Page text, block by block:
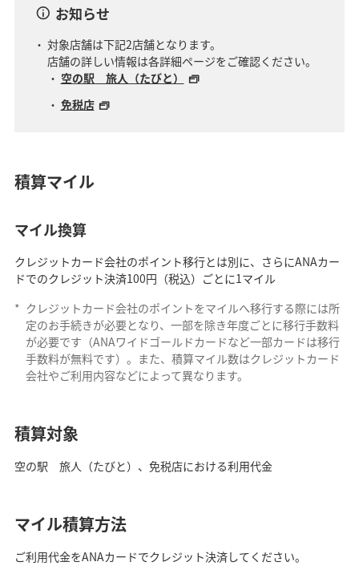
お知らせ
対象店舗は下記2店舗となります。
店舗の詳しい情報は各詳細ページをご確認ください。
空の駅 旅人（たびと）
免税店
積算マイル
マイル換算
クレジットカード会社のポイント移行とは別に、さらにANAカー
ドでのクレジット決済100円（税込）ごとに1マイル
* クレジットカード会社のポイントをマイルへ移行する際には所
定のお手続きが必要となり、一部を除き年度ごとに移行手数料
が必要です（ANAワイドゴールドカードなど一部カードは移行
手数料が無料です）。また、積算マイル数はクレジットカード
会社やご利用内容などによって異なります。
積算対象
空の駅 旅人（たびと）、免税店における利用代金
マイル積算方法
ご利用代金をANAカードでクレジット決済してください。